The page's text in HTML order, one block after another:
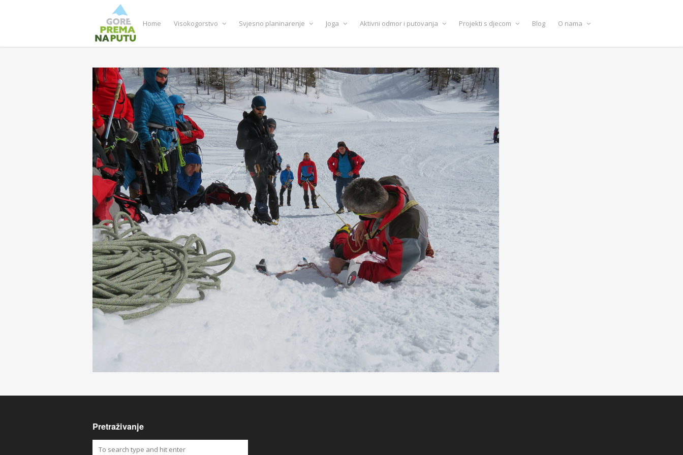
Home Visokogorstvo Svjesno planinarenje Joga Aktivni odmor i putovanja Projekti s djecom Blog O nama
Pretraživanje